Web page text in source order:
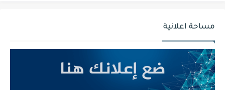
مساحة اعلانية